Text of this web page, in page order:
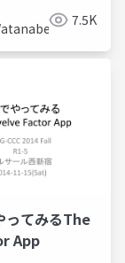
7.5K
ってみるThe
App